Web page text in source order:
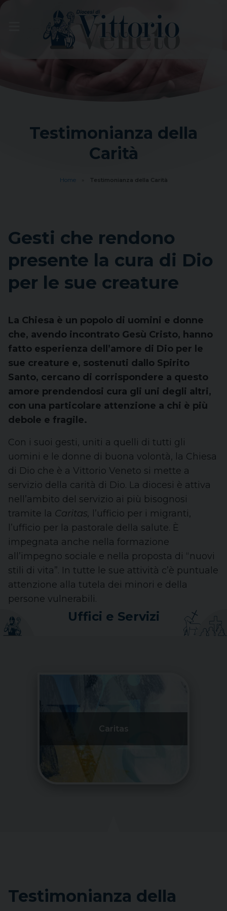
Testimonianza della
Carità
Home Testimonianza della Carità
Gesti che rendono
presente la cura di Dio
per le sue creature
La Chiesa è un popolo di uomini e donne
che, avendo incontrato Gesù Cristo, hanno
fatto esperienza dell’amore di Dio per le
sue creature e, sostenuti dallo Spirito
Santo, cercano di corrispondere a questo
amore prendendosi cura gli uni degli altri,
con una particolare attenzione a chi è più
debole e fragile.
Con i suoi gesti, uniti a quelli di tutti gli
uomini e le donne di buona volontà, la Chiesa
di Dio che è a Vittorio Veneto si mette a
servizio della carità di Dio. La diocesi è attiva
nell’ambito del servizio ai più bisognosi
tramite la Caritas, l’ufficio per i migranti,
l’ufficio per la pastorale della salute. È
impegnata anche nella formazione
all’impegno sociale e nella proposta di “nuovi
stili di vita”. In tutte le sue attività c’è puntuale
attenzione alla tutela dei minori e della
persone vulnerabili.
Uffici e Servizi
Caritas
Testimonianza della